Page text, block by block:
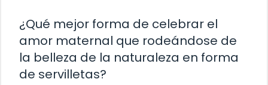
¿Qué mejor forma de celebrar el
amor maternal que rodeándose de
la belleza de la naturaleza en forma
de servilletas?